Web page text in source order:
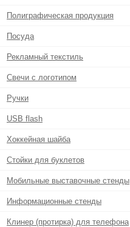
Полиграфическая продукция
Посуда
Рекламный текстиль
Свечи с логотипом
Ручки
USB flash
Хоккейная шайба
Стойки для буклетов
Мобильные выставочные стенды
Информационные стенды
Клинер (протирка) для телефона